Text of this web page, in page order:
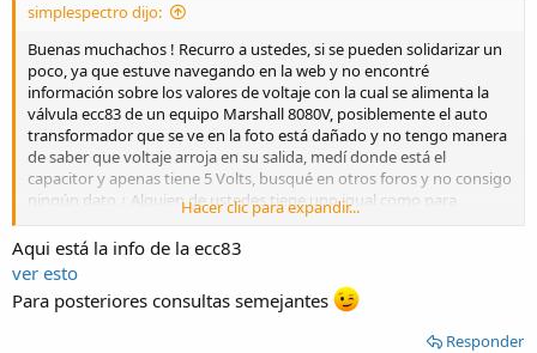
simplespectro dijo:
Buenas muchachos ! Recurro a ustedes, si se pueden solidarizar un
poco, ya que estuve navegando en la web y no encontré
información sobre los valores de voltaje con la cual se alimenta la
válvula ecc83 de un equipo Marshall 8080V, posiblemente el auto
transformador que se ve en la foto está dañado y no tengo manera
de saber que voltaje arroja en su salida, medí donde está el
capacitor y apenas tiene 5 Volts, busqué en otros foros y no consigo
ningún dato ¿ Alguien de ustedes tiene uno igual como para
decirme que voltaje sale del auto transformador y cuanto llega
rectificado en la válvula? Desde ya muchas gracias !
Hacer clic para expandir...
Aqui está la info de la ecc83
ver esto
Para posteriores consultas semejantes
Responder